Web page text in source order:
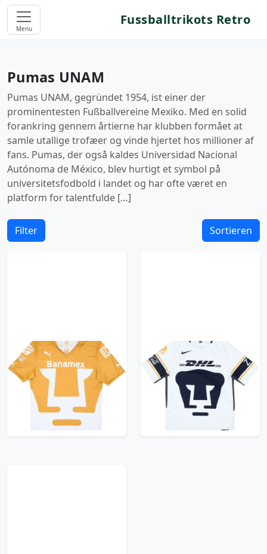
Menu
Fussballtrikots Retro
Pumas UNAM
Pumas UNAM, gegründet 1954, ist einer der
prominentesten Fußballvereine Mexiko. Med en solid
forankring gennem årtierne har klubben formået at
samle utallige trofæer og vinde hjertet hos millioner af
fans. Pumas, der også kaldes Universidad Nacional
Autónoma de México, blev hurtigt et symbol på
universitetsfodbold i landet og har ofte været en
platform for talentfulde […]
Filter Sortieren
2013-14 Pumas UNAM
Home Shirt - 8/10 -
119.99£ · ca. €142
Trikot kaufen
2017-18 Pumas UNAM
Home Shirt - 8/10 - (S)
107.99£ · ca. €127
Trikot kaufen